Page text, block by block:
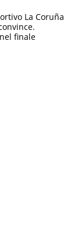
La Coruña
finale